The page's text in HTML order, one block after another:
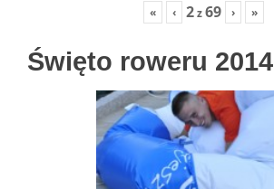
« ‹ 2z69 › »
Święto roweru 2014